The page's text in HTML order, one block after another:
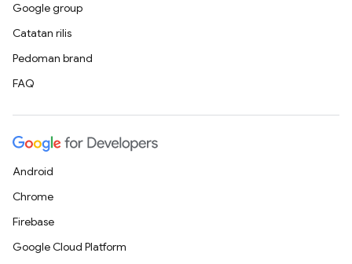
Google group
Catatan rilis
Pedoman brand
FAQ
Android
Chrome
Firebase
Google Cloud Platform